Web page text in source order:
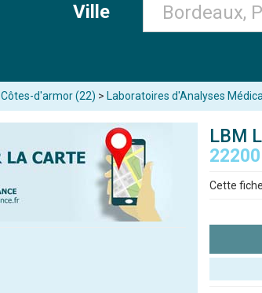
Ville
Côtes-d'armor (22) > Laboratoires d'Analyses
LBM
22200
Cette